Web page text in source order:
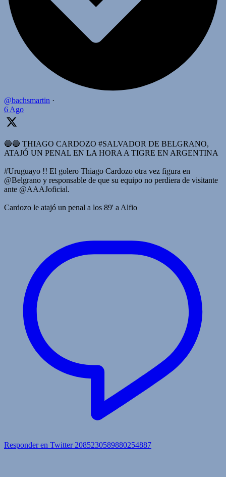
@bachsmartin ·
6 Ago
🔵🔵 THIAGO CARDOZO #SALVADOR DE BELGRANO,
ATAJÓ UN PENAL EN LA HORA A TIGRE EN ARGENTINA
#Uruguayo !! El golero Thiago Cardozo otra vez figura en
@Belgrano y responsable de que su equipo no perdiera de visitante
ante @AAAJoficial.
Cardozo le atajó un penal a los 89' a Alfio
Responder en Twitter 2085230589880254887